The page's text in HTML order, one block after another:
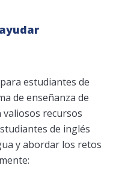
estudiantes de
de enseñanza de
valiosos recursos
de inglés
y abordar los retos